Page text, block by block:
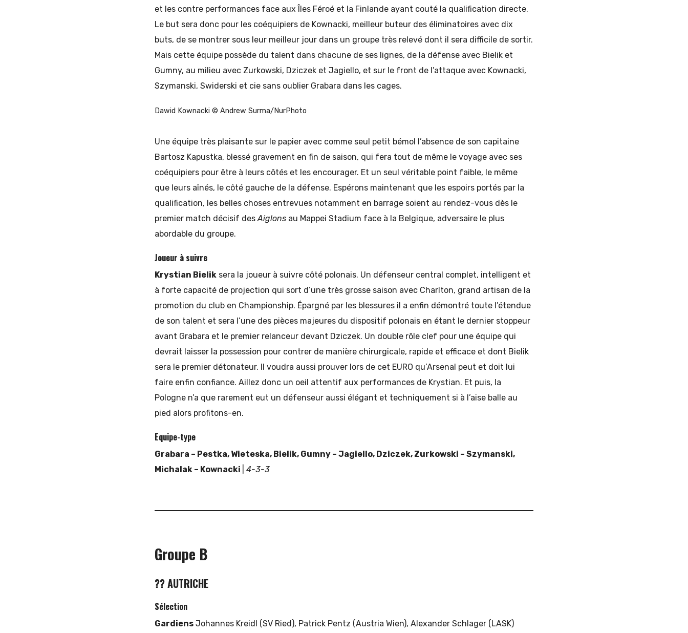
et les contre performances face aux Îles Féroé et la Finlande ayant couté la qualification directe.
Le but sera donc pour les coéquipiers de Kownacki, meilleur buteur des éliminatoires avec dix
buts, de se montrer sous leur meilleur jour dans un groupe très relevé dont il sera difficile de sortir.
Mais cette équipe possède du talent dans chacune de ses lignes, de la défense avec Bielik et
Gumny, au milieu avec Zurkowski, Dziczek et Jagiello, et sur le front de l’attaque avec Kownacki,
Szymanski, Swiderski et cie sans oublier Grabara dans les cages.
Dawid Kownacki © Andrew Surma/NurPhoto
Une équipe très plaisante sur le papier avec comme seul petit bémol l’absence de son capitaine
Bartosz Kapustka, blessé gravement en fin de saison, qui fera tout de même le voyage avec ses
coéquipiers pour être à leurs côtés et les encourager. Et un seul véritable point faible, le même
que leurs aînés, le côté gauche de la défense. Espérons maintenant que les espoirs portés par la
qualification, les belles choses entrevues notamment en barrage soient au rendez-vous dès le
premier match décisif desAiglons au Mappei Stadium face à la Belgique, adversaire le plus
abordable du groupe.
Joueur à suivre
Krystian Bielik sera la joueur à suivre côté polonais. Un défenseur central complet, intelligent et
à forte capacité de projection qui sort d’une très grosse saison avec Charlton, grand artisan de la
promotion du club en Championship. Épargné par les blessures il a enfin démontré toute l’étendue
de son talent et sera l’une des pièces majeures du dispositif polonais en étant le dernier stoppeur
avant Grabara et le premier relanceur devant Dziczek. Un double rôle clef pour une équipe qui
devrait laisser la possession pour contrer de manière chirurgicale, rapide et efficace et dont Bielik
sera le premier détonateur. Il voudra aussi prouver lors de cet EURO qu’Arsenal peut et doit lui
faire enfin confiance. Aillez donc un oeil attentif aux performances de Krystian. Et puis, la
Pologne n’a que rarement eut un défenseur aussi élégant et techniquement si à l’aise balle au
pied alors profitons-en.
Equipe-type
Grabara – Pestka, Wieteska, Bielik, Gumny – Jagiello, Dziczek, Zurkowski – Szymanski,
Michalak – Kownacki
4-3-3
Groupe B
?? AUTRICHE
Sélection
Gardiens Johannes Kreidl (SV Ried), Patrick Pentz (Austria Wien), Alexander Schlager (LASK)